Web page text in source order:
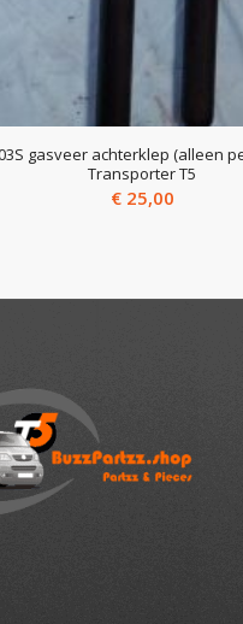
gasveer achterklep (alleen
Transporter T5
€25,00